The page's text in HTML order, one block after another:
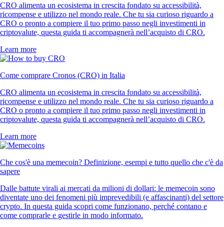
CRO alimenta un ecosistema in crescita fondato su accessibilità,
ricompense e utilizzo nel mondo reale. Che tu sia curioso riguardo a
CRO o pronto a compiere il tuo primo passo negli investimenti in
criptovalute, questa guida ti accompagnerà nell’acquisto di CRO.
Learn more
Come comprare Cronos (CRO) in Italia
CRO alimenta un ecosistema in crescita fondato su accessibilità,
ricompense e utilizzo nel mondo reale. Che tu sia curioso riguardo a
CRO o pronto a compiere il tuo primo passo negli investimenti in
criptovalute, questa guida ti accompagnerà nell’acquisto di CRO.
Learn more
Che cos'è una memecoin? Definizione, esempi e tutto quello che c'è da
sapere
Dalle battute virali ai mercati da milioni di dollari: le memecoin sono
diventate uno dei fenomeni più imprevedibili (e affascinanti) del settore
crypto. In questa guida scopri come funzionano, perché contano e
come comprarle e gestirle in modo informato.